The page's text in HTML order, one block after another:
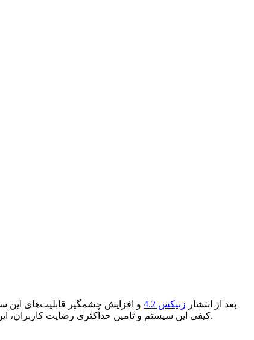
بعد از انتشار زبیکس 4.2 و افزایش چشمگیر قابلیت‌های این
کیفی این سیستم و تامین حداکثری رضایت کاربران، این بار نیز ویژگی‌های متعددی را هم از نظر ظاهری و هم ساختاری، معرفی نموده است. با ما همراه باشید تا این ویژگی‌ها را دقیق‌تر بررسی نماییم.